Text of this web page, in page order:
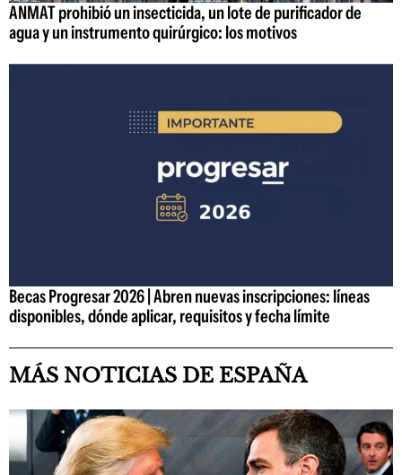
ANMAT prohibió un insecticida, un lote de purificador de
agua y un instrumento quirúrgico: los motivos
Becas Progresar 2026 | Abren nuevas inscripciones: líneas
disponibles, dónde aplicar, requisitos y fecha límite
MÁS NOTICIAS DE ESPAÑA